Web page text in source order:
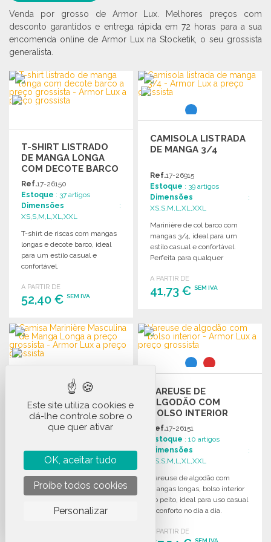
Venda por grosso de Armor Lux. Melhores preços com
desconto garantidos e entrega rápida em 72 horas para a sua
encomenda online de Armor Lux na Stocketik, o seu grossista
generalista.
T-SHIRT LISTRADO
DE MANGA LONGA
COM DECOTE BARCO
A PREÇO GROSSISTA
Ref.17-26150
Estoque : 37 artigos
Dimensões :
XS,S,M,L,XL,XXL
T-shirt de riscas com mangas
longas e decote barco, ideal
para um estilo casual e
confortável.
A PARTIR DE
52,40 € SEM IVA
ENCOMENDAR
Solicitar um orçamento
CAMISOLA LISTRADA
DE MANGA 3/4
Ref.17-26915
Estoque : 39 artigos
Dimensões :
XS,S,M,L,XL,XXL
Marinière de col barco com
mangas 3/4, ideal para um
estilo casual e confortável.
Perfeita para qualquer
A PARTIR DE
41,73 €SEM IVA
Solicitar um orçamento
CAMISA MARINIÈRE
MASCULINA DE
MANGA LONGA
Dimensões:
XS,S,M,L,XL,XXL
Marinière de homem de
mangas longas com colarinho
barco, inspirada no uniforme
VAREUSE DE
ALGODÃO COM
BOLSO INTERIOR
Ref.17-26151
Estoque : 10 artigos
Dimensões :
XS,S,M,L,XL,XXL
Vareuse de algodão com
mangas longas, bolso interior
no peito, ideal para uso casual
e conforto no dia a dia.
A PARTIR DE
SEM IVA
Este site utiliza cookies e
dá-lhe controle sobre o
que quer ativar
OK, aceitar tudo
Proíbe todos cookies
Personalizar